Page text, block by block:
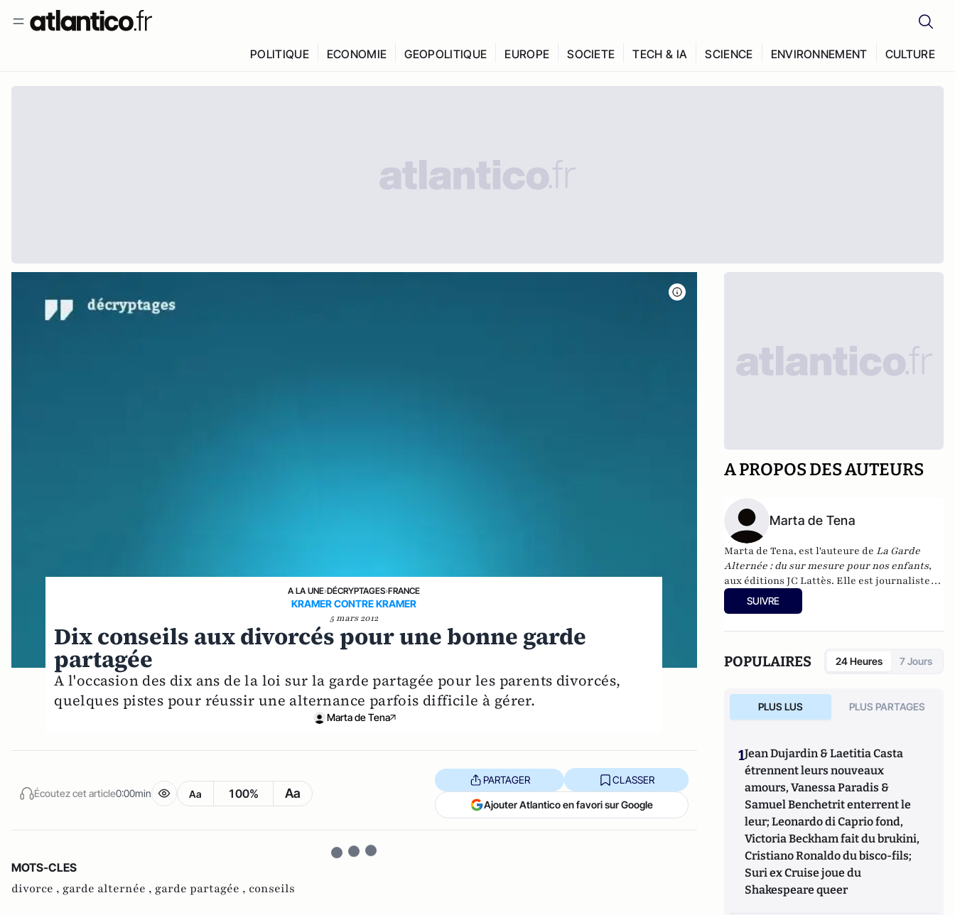
POLITIQUE ECONOMIE GEOPOLITIQUE EUROPE SOCIETE TECH & IA SCIENCE ENVIRONNEMENT CULTURE
A LA UNE›DÉCRYPTAGES›FRANCE
KRAMER CONTRE KRAMER
5 mars 2012
Dix conseils aux divorcés pour une bonne garde
partagée
A l'occasion des dix ans de la loi sur la garde partagée pour les parents divorcés,
quelques pistes pour réussir une alternance parfois difficile à gérer.
Marta de Tena
Écoutez cet article0:00min Aa 100% Aa
PARTAGER CLASSER
Ajouter Atlantico en favori sur Google
MOTS-CLES
divorce , garde alternée , garde partagée , conseils
A PROPOS DES AUTEURS
Marta de Tena
Marta de Tena, est l'auteure de La Garde
Alternée : du sur mesure pour nos enfants,
aux éditions JC Lattès. Elle est journaliste
pour le magazine Elle, la chaîne Euronews et
la presse espagnole.
SUIVRE
POPULAIRES 24 Heures 7 Jours
PLUS LUS PLUS PARTAGES
1Jean Dujardin & Laetitia Casta
étrennent leurs nouveaux
amours, Vanessa Paradis &
Samuel Benchetrit enterrent le
leur; Leonardo di Caprio fond,
Victoria Beckham fait du brukini,
Cristiano Ronaldo du bisco-fils;
Suri ex Cruise joue du
Shakespeare queer